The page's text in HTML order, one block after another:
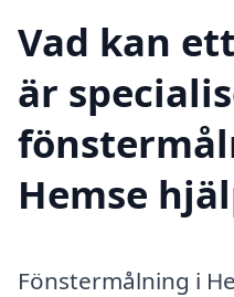
Vad kan
är
Hemse
Fönstermålning i